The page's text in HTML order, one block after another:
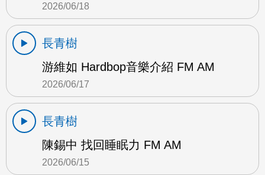
2026/06/18
長青樹
游維如 Hardbop音樂介紹 FM AM
2026/06/17
長青樹
陳錫中 找回睡眠力 FM AM
2026/06/15